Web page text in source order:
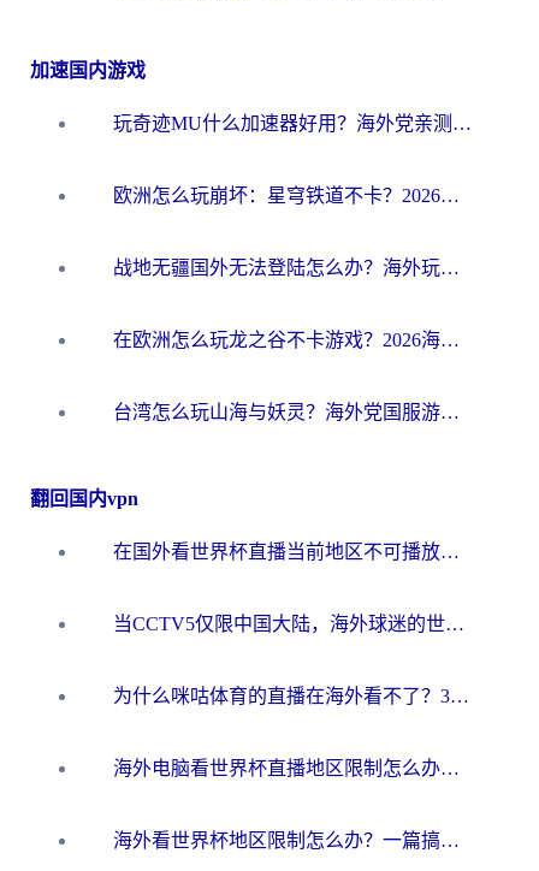
加速国内游戏
玩奇迹MU什么加速器好用？海外党亲测：这款加速器让你告别延迟卡顿！
欧洲怎么玩崩坏：星穹铁道不卡？2026海外玩家国服游戏加速器终极攻略
战地无疆国外无法登陆怎么办？海外玩家国服畅玩终极指南（附欧服魔兽EVE加速方案）
在欧洲怎么玩龙之谷不卡游戏？2026海外党国服游戏加速全攻略
台湾怎么玩山海与妖灵？海外党国服游戏加速全攻略，告别延迟卡顿
翻回国内vpn
在国外看世界杯直播当前地区不可播放？海外党必看的回国加速全攻略
当CCTV5仅限中国大陆，海外球迷的世界杯狂欢如何继续？
为什么咪咕体育的直播在海外看不了？3步解决海外看世界杯+抖音地区限制难题
海外电脑看世界杯直播地区限制怎么办？你需要一个聪明的加速器
海外看世界杯地区限制怎么办？一篇搞定咪咕视频播放+国内资源无缝访问指南